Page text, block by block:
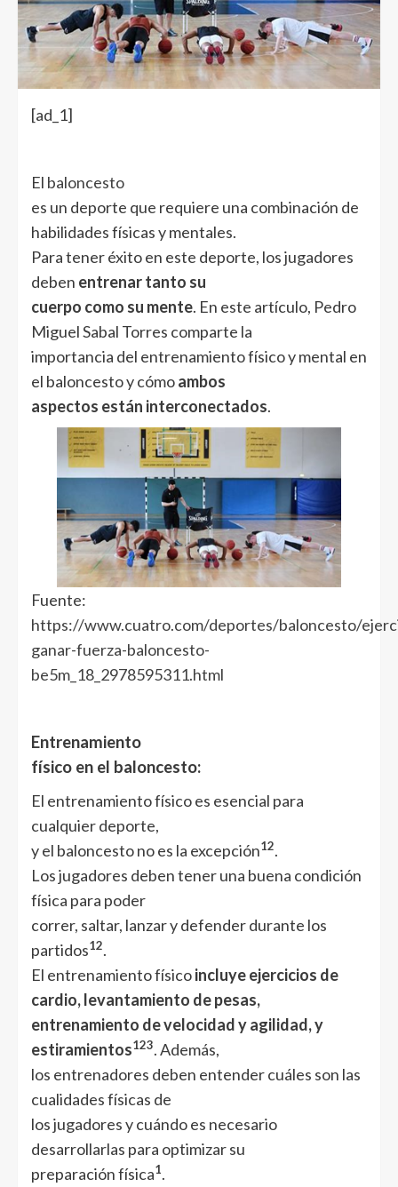
[ad_1]
El baloncesto
es un deporte que requiere una combinación de
habilidades físicas y mentales.
Para tener éxito en este deporte, los jugadores
deben entrenar tanto su
cuerpo como su mente. En este artículo, Pedro
Miguel Sabal Torres comparte la
importancia del entrenamiento físico y mental en
el baloncesto y cómoambos
aspectos están interconectados.
Fuente:
https://www.cuatro.com/deportes/baloncesto/
ganar-fuerza-baloncesto-
be5m_18_2978595311.html
Entrenamiento
físico en el baloncesto:
El entrenamiento físico es esencial para
cualquier deporte,
y el baloncesto no es la excepción12.
Los jugadores deben tener una buena condición
física para poder
correr, saltar, lanzar y defender durante los
partidos12.
El entrenamiento físicoincluye ejercicios de
cardio, levantamiento de pesas,
entrenamiento de velocidad y agilidad, y
estiramientos123. Además,
los entrenadores deben entender cuáles son las
cualidades físicas de
los jugadores y cuándo es necesario
desarrollarlas para optimizar su
preparación física1.